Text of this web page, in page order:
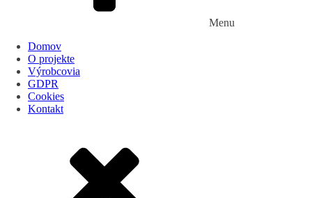
Menu
Domov
O projekte
Výrobcovia
GDPR
Cookies
Kontakt